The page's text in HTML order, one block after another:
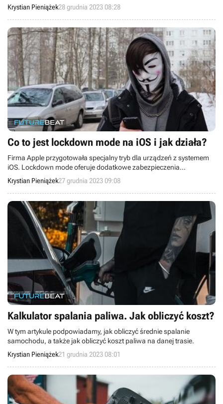
Krystian Pieniążek28 grudnia 2023 08:28
Co to jest lockdown mode na iOS i jak działa?
Firma Apple przygotowała specjalny tryb dla urządzeń z systemem
iOS. Lockdown mode oferuje dodatkowe zabezpieczenia
przeznaczone dla użytkowników narażonych na specjalistyczne
cyberataki. W tym artykule przyglądamy mu się z bliska.
Krystian Pieniążek27 grudnia 2023 09:08
Kalkulator spalania paliwa. Jak obliczyć koszt?
W tym artykule podpowiadamy, jak obliczyć średnie spalanie
samochodu, a także jak obliczyć koszt paliwa na danej trasie.
Krystian Pieniążek21 grudnia 2023 08:01